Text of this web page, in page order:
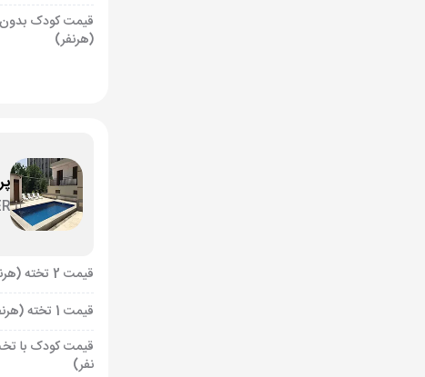
قیمت کودک
(هرنفر)
قیمت 2 تخته (هرنفر)
قیمت 1 تخته (هرنفر)
قیمت کودک با
نفر)